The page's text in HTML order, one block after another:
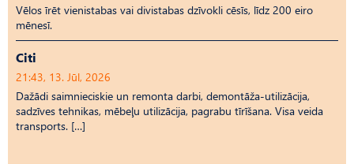
Vēlos īrēt vienistabas vai divistabas dzīvokli cēsīs, līdz 200 eiro
mēnesī.
Citi
21:43, 13. Jūl, 2026
Dažādi saimnieciskie un remonta darbi, demontāža-utilizācija,
sadzīves tehnikas, mēbeļu utilizācija, pagrabu tīrīšana. Visa veida
transports. […]